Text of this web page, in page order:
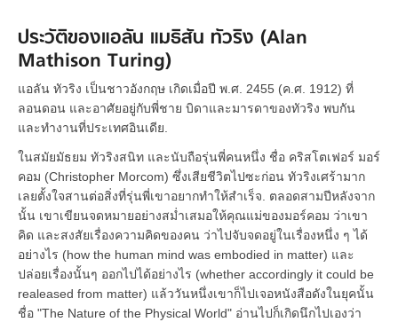
ประวัติของแอลัน แมธิสัน ทัวริง (Alan
Mathison Turing)
แอลัน ทัวริง เป็นชาวอังกฤษ เกิดเมื่อปี พ.ศ. 2455 (ค.ศ. 1912) ที่
ลอนดอน และอาศัยอยู่กับพี่ชาย บิดาและมารดาของทัวริง พบกัน
และทำงานที่ประเทศอินเดีย.
ในสมัยมัธยม ทัวริงสนิท และนับถือรุ่นพี่คนหนึ่ง ชื่อ คริสโตเฟอร์ มอร์
คอม (Christopher Morcom) ซึ่งเสียชีวิตไปซะก่อน ทัวริงเศร้ามาก
เลยตั้งใจสานต่อสิ่งที่รุ่นพี่เขาอยากทำให้สำเร็จ. ตลอดสามปีหลังจาก
นั้น เขาเขียนจดหมายอย่างสม่ำเสมอให้คุณแม่ของมอร์คอม ว่าเขา
คิด และสงสัยเรื่องความคิดของคน ว่าไปจับจดอยู่ในเรื่องหนึ่ง ๆ ได้
อย่างไร (how the human mind was embodied in matter) และ
ปล่อยเรื่องนั้นๆ ออกไปได้อย่างไร (whether accordingly it could be
realeased from matter) แล้ววันหนึ่งเขาก็ไปเจอหนังสือดังในยุคนั้น
ชื่อ "The Nature of the Physical World" อ่านไปก็เกิดนึกไปเองว่า